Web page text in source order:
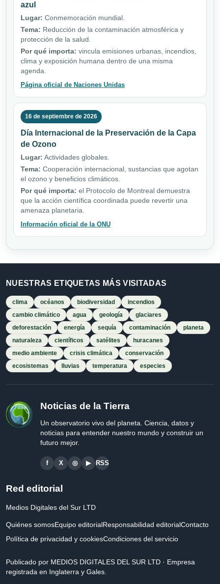
azul
Lugar: Conmemoración mundial.
Tema: Reducción de la contaminación atmosférica y
protección de la salud.
Por qué importa: vincula emisiones urbanas, incendios,
clima y exposición humana dentro de una misma
agenda.
Página oficial de Naciones Unidas
16 de septiembre de 2026
Día Internacional de la Preservación de la Capa
de Ozono
Lugar: Actividades globales.
Tema: Cooperación internacional, sustancias que agotan
el ozono y beneficios climáticos.
Por qué importa: el Protocolo de Montreal demuestra
que la acción científica coordinada puede revertir una
amenaza planetaria.
Información oficial de la ONU
NUESTRAS ETIQUETAS MÁS VISITADAS
clima océanos biodiversidad
incendios
cambio climático
agua geología
glaciares
deforestación
energía sequía contaminación
planeta
naturaleza
científicos satélites
huracanes
medio ambiente
crisis climática
conservación
ecosistemas
lluvias temperatura especies
Noticias de la Tierra
Un observatorio vivo del planeta. Ciencia, datos y
noticias para entender nuestro mundo y construir un
futuro mejor.
f X ◎ ▶ RSS
Red editorial
Medios Digitales del Sur LTD
Quiénes somosEquipo editorialResponsabilidad editorialContacto
Política de privacidad y cookiesCondiciones del servicio
Publicado por MEDIOS DIGITALES DEL SUR LTD · Empresa
registrada en Inglaterra y Gales.